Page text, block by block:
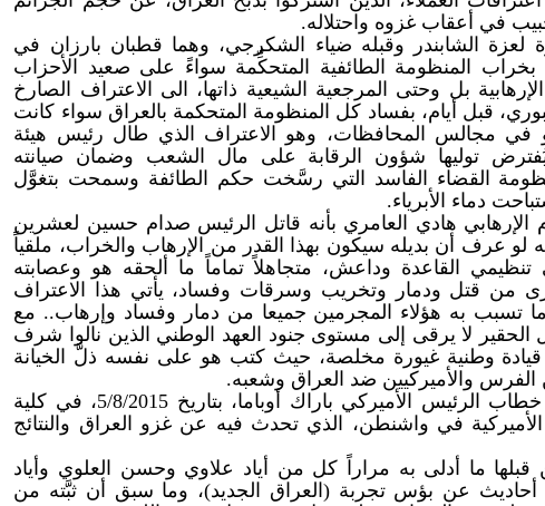
في أعقاب غزوه واحتلاله.
لعزة الشابندر وقبله ضياء الشكرجي، وهما قطبان بارزان في
بخراب المنظومة الطائفية المتحكِّمة سواءً على صعيد الأحزاب
بل وحتى المرجعية الشيعية ذاتها، الى الاعتراف الصارخ
قبل أيام، بفساد كل المنظومة المتحكمة بالعراق سواء كانت
في مجالس المحافظات، وهو الاعتراف الذي طال رئيس هيئة
يُفترض توليها شؤون الرقابة على مال الشعب وضمان صيانته
القضاء الفاسد التي رسَّخت حكم الطائفة وسمحت بتغوَّل
دماء الأبرياء.
الإرهابي هادي العامري بأنه قاتل الرئيس صدام حسين لعشرين
لو عرف أن بديله سيكون بهذا القدر من الإرهاب والخراب، ملقياً
القاعدة وداعش، متجاهلاً تماماً ما ألحقه هو وعصابته
من قتل ودمار وتخريب وسرقات وفساد، يأتي هذا الاعتراف
تسبب به هؤلاء المجرمين جميعا من دمار وفساد وإرهاب.. مع
الحقير لا يرقى إلى مستوى جنود العهد الوطني الذين نالوا شرف
قيادة وطنية غيورة مخلصة، حيث كتب هو على نفسه ذلَّ الخيانة
الفرس والأميركيين ضد العراق وشعبه.
وهذا ما نجده كذلك في خطاب الرئيس الأميركي باراك أوباما، بتاريخ 5/8/2015، في كلية
الأميركية في واشنطن، الذي تحدث فيه عن غزو العراق والنتائج
قبلها ما أدلى به مراراً كل من أياد علاوي وحسن العلوي وأياد
عن بؤس تجربة (العراق الجديد)، وما سبق أن ثبَّته من